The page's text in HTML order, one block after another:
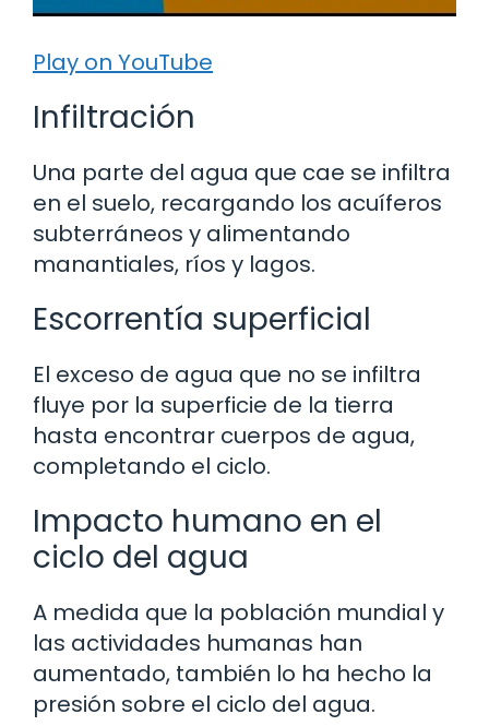
Play on YouTube
Infiltración
Una parte del agua que cae se infiltra
en el suelo, recargando los acuíferos
subterráneos y alimentando
manantiales, ríos y lagos.
Escorrentía superficial
El exceso de agua que no se infiltra
fluye por la superficie de la tierra
hasta encontrar cuerpos de agua,
completando el ciclo.
Impacto humano en el
ciclo del agua
A medida que la población mundial y
las actividades humanas han
aumentado, también lo ha hecho la
presión sobre el ciclo del agua.